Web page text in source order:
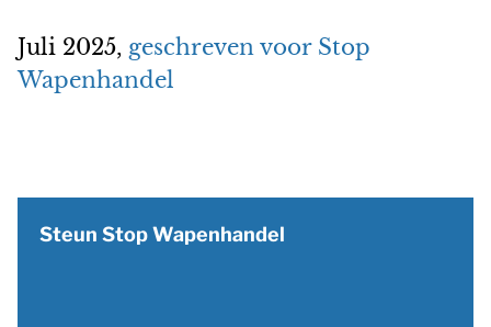
Juli 2025, geschreven voor Stop
Wapenhandel
Steun Stop Wapenhandel